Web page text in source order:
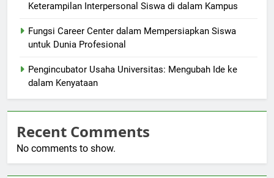
Keterampilan Interpersonal Siswa di dalam Kampus
Fungsi Career Center dalam Mempersiapkan Siswa
untuk Dunia Profesional
Pengincubator Usaha Universitas: Mengubah Ide ke
dalam Kenyataan
Recent Comments
No comments to show.